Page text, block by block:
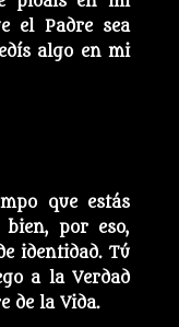
el Padre sea
algo en mi
que estás
por eso,
identidad. Tú
a la Verdad
de la Vida.